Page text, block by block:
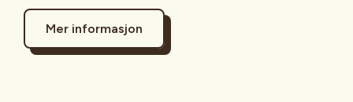
Mer informasjon